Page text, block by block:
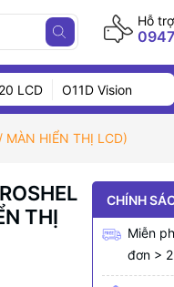
Hỗ
LCD O11D Vision
MÀN HIỂN THỊ LCD)
THỊ
CHÍNH
Miễn
đơn >